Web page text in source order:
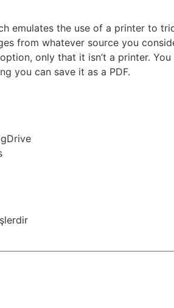
emulates the use of a printer to
from whatever source you
only that it isn’t a printer.
you can save it as a PDF.